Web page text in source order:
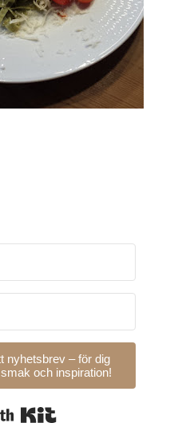
nyhetsbrev – för dig
och inspiration!